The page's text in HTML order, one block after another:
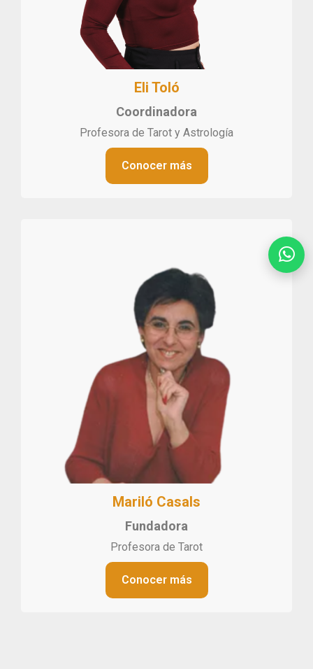
Eli Toló
Coordinadora
Profesora de Tarot y Astrología
Conocer más
Mariló Casals
Fundadora
Profesora de Tarot
Conocer más